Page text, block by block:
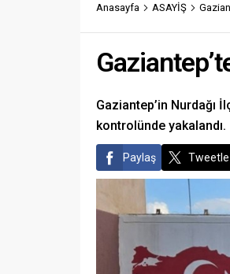
Anasayfa ASAYİŞ
Gaziantep’in Nurdağı
kontrolünde yakalandı.
Paylaş Tweetle